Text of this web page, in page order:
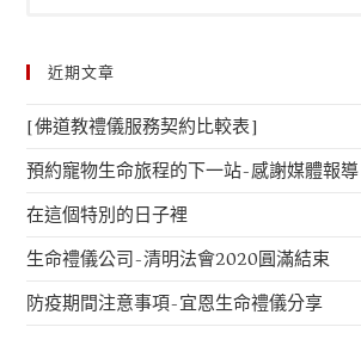
近期文章
[佛道教禮儀服務契約比較表]
預約寵物生命旅程的下一站-感謝媒體報導
在這個特別的日子裡
生命禮儀公司-清明法會2020圓滿結束
防疫期間注意事項-宜恩生命禮儀分享